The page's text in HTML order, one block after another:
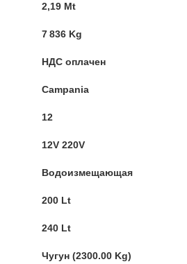
2,19 Mt
7 836 Kg
НДС оплачен
Campania
12
12V 220V
Водоизмещающая
200 Lt
240 Lt
Чугун (2300.00 Kg)